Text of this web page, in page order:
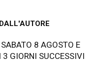
8 AGOSTO E
3 GIORNI SUCCESSIVI